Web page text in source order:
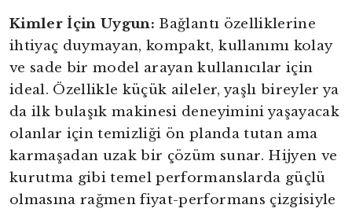
Kimler İçin Uygun: Bağlantı özelliklerine
ihtiyaç duymayan, kompakt, kullanımı kolay
ve sade bir model arayan kullanıcılar için
ideal. Özellikle küçük aileler, yaşlı bireyler ya
da ilk bulaşık makinesi deneyimini yaşayacak
olanlar için temizliği ön planda tutan ama
karmaşadan uzak bir çözüm sunar. Hijyen ve
kurutma gibi temel performanslarda güçlü
olmasına rağmen fiyat-performans çizgisiyle